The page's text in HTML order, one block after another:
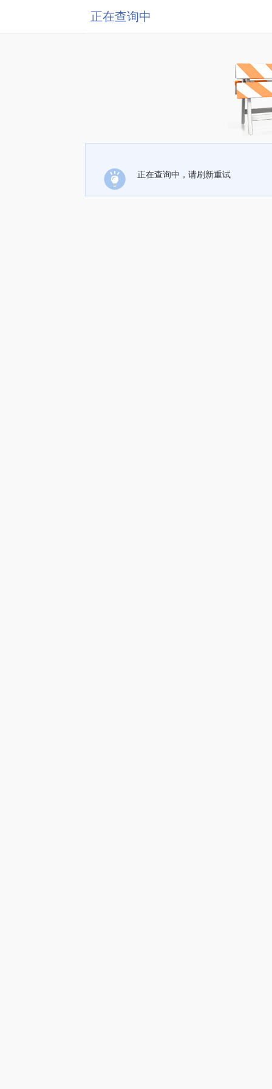
正在查询中
正在查询中，请刷新重试